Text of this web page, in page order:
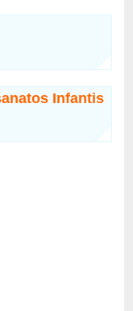
Infantis